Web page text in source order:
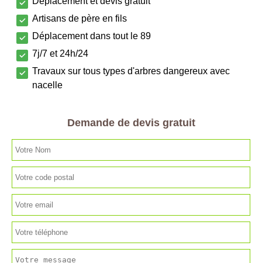
Artisans de père en fils
Déplacement dans tout le 89
7j/7 et 24h/24
Travaux sur tous types d'arbres dangereux avec
nacelle
Demande de devis gratuit